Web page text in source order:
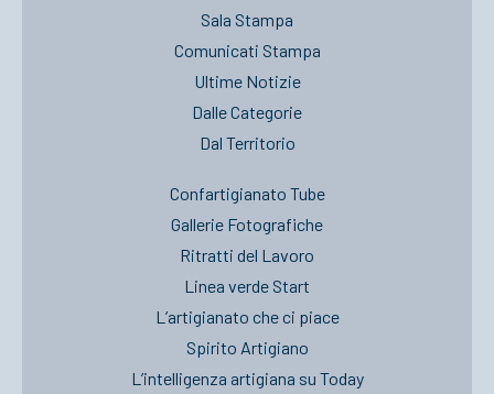
Sala Stampa
Comunicati Stampa
Ultime Notizie
Dalle Categorie
Dal Territorio
Confartigianato Tube
Gallerie Fotografiche
Ritratti del Lavoro
Linea verde Start
L’artigianato che ci piace
Spirito Artigiano
L’intelligenza artigiana su Today